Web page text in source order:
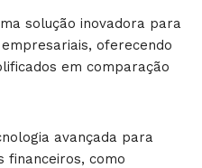
solução inovadora para
oferecendo
em comparação
avançada para
financeiros, como